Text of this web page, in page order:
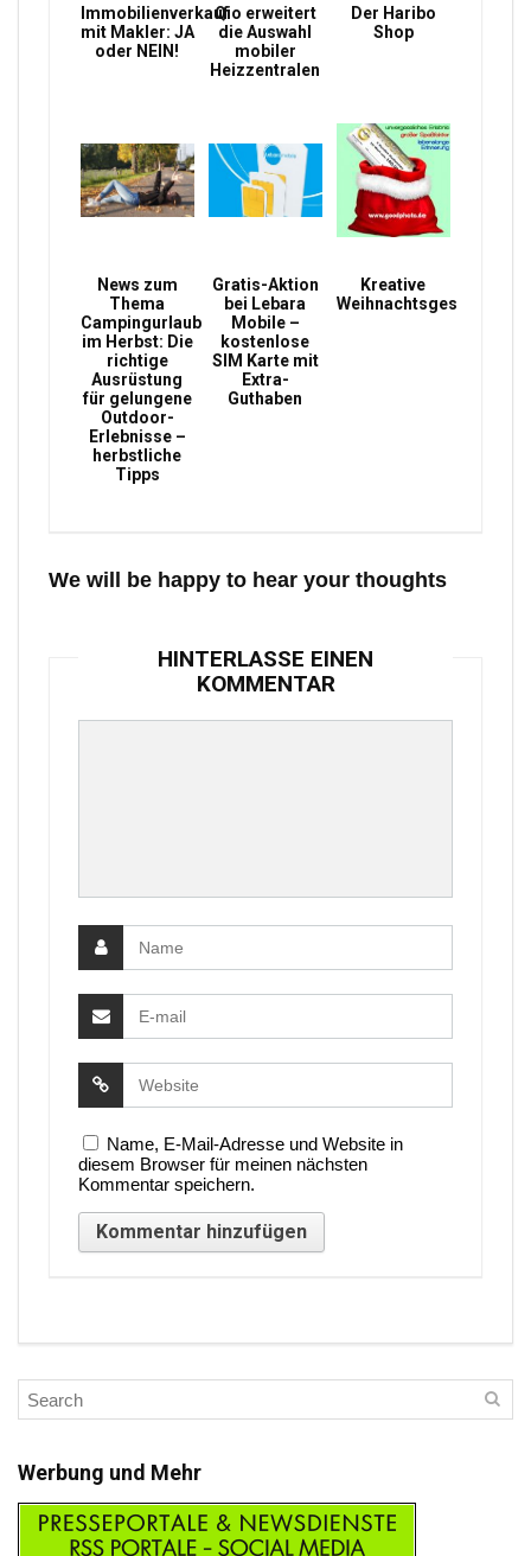
Immobilienverkauf
mit Makler: JA
oder NEIN!
Qio erweitert
die Auswahl
mobiler
Heizzentralen
Der Haribo
Shop
News zum
Thema
Campingurlaub
im Herbst: Die
richtige
Ausrüstung
für gelungene
Outdoor-
Erlebnisse –
herbstliche
Tipps
Gratis-Aktion
bei Lebara
Mobile –
kostenlose
SIM Karte mit
Extra-
Guthaben
Kreative
Weihnachtsgeschenke
We will be happy to hear your thoughts
HINTERLASSE EINEN
KOMMENTAR
Name, E-Mail-Adresse und Website in
diesem Browser für meinen nächsten
Kommentar speichern.
Werbung und Mehr